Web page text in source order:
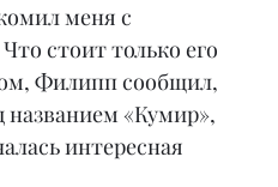
меня с
стоит только его
Филипп сообщил,
названием «Кумир»,
интересная